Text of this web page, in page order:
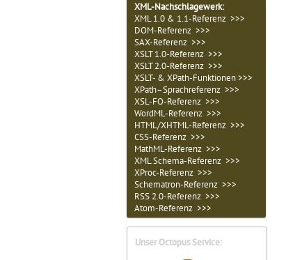
XML-Nachschlagewerk:
XML 1.0 & 1.1-Referenz >>>
DOM-Referenz >>>
SAX-Referenz >>>
XSLT 1.0-Referenz >>>
XSLT 2.0-Referenz >>>
XSLT- & XPath-Funktionen >>>
XPath–Sprachreferenz >>>
XSL-FO-Referenz >>>
WordML-Referenz >>>
HTML/XHTML-Referenz >>>
CSS-Referenz >>>
MathML-Referenz >>>
XML Schema-Referenz >>>
XProc-Referenz >>>
Schematron-Referenz >>>
RSS 2.0-Referenz >>>
Atom-Referenz >>>
Unser Octopus Service: